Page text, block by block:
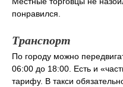
понравился.
Транспорт
По городу можно
06:00 до 18:00. Есть и
тарифу. В такси